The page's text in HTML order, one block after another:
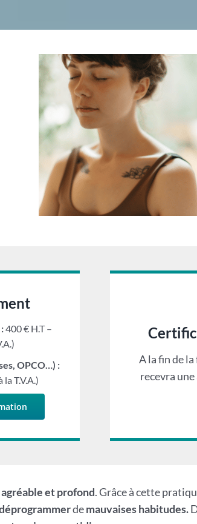
400 € H.T –
OPCO…) :
T.V.A.)
A la fin de
recevra
et profond. Grâce à cette
demauvaises habitudes.